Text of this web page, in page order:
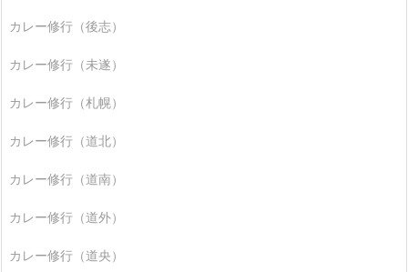
カレー修行（後志）
カレー修行（未遂）
カレー修行（札幌）
カレー修行（道北）
カレー修行（道南）
カレー修行（道外）
カレー修行（道央）